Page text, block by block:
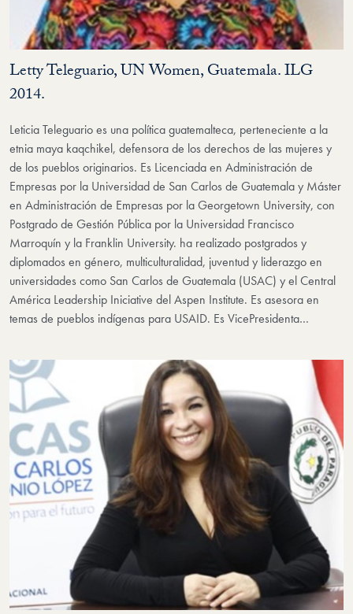
Letty Teleguario, UN Women, Guatemala. ILG
2014.
Leticia Teleguario es una política guatemalteca, perteneciente a la
etnia maya kaqchikel, defensora de los derechos de las mujeres y
de los pueblos originarios. Es Licenciada en Administración de
Empresas por la Universidad de San Carlos de Guatemala y Máster
en Administración de Empresas por la Georgetown University, con
Postgrado de Gestión Pública por la Universidad Francisco
Marroquín y la Franklin University. ha realizado postgrados y
diplomados en género, multiculturalidad, juventud y liderazgo en
universidades como San Carlos de Guatemala (USAC) y el Central
América Leadership Iniciative del Aspen Institute. Es asesora en
temas de pueblos indígenas para USAID. Es VicePresidenta…